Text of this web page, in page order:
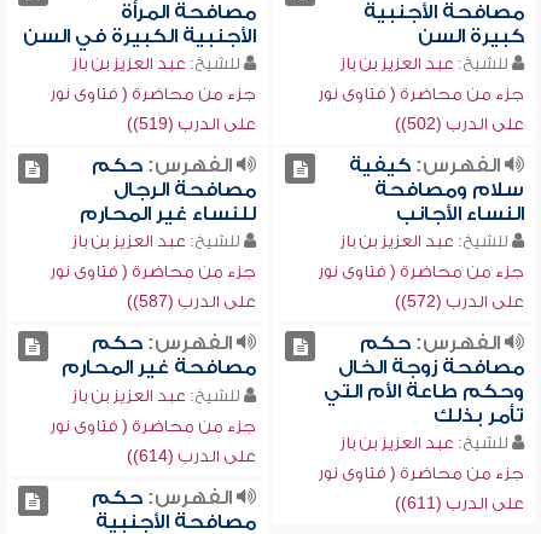
مصافحة الأجنبية
كبيرة السن
للشيخ: عبد العزيز بن باز
جزء من محاضرة ( فتاوى نور
على الدرب (502))
مصافحة المرأة
الأجنبية الكبيرة في السن
للشيخ: عبد العزيز بن باز
جزء من محاضرة ( فتاوى نور
على الدرب (519))
الفهرس:كيفية
سلام ومصافحة
النساء الأجانب
للشيخ: عبد العزيز بن باز
جزء من محاضرة ( فتاوى نور
على الدرب (572))
الفهرس:حكم
مصافحة الرجال
للنساء غير المحارم
للشيخ: عبد العزيز بن باز
جزء من محاضرة ( فتاوى نور
على الدرب (587))
الفهرس:حكم
مصافحة زوجة الخال
وحكم طاعة الأم التي
تأمر بذلك
للشيخ: عبد العزيز بن باز
جزء من محاضرة ( فتاوى نور
على الدرب (611))
الفهرس:حكم
مصافحة غير المحارم
للشيخ: عبد العزيز بن باز
جزء من محاضرة ( فتاوى نور
على الدرب (614))
الفهرس:حكم
مصافحة الأجنبية